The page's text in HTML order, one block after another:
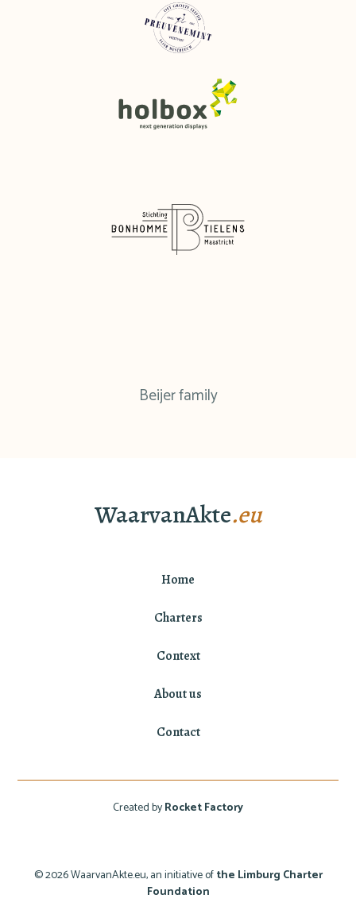
Beijer family
WaarvanAkte.eu
Home
Charters
Context
About us
Contact
© 2026 WaarvanAkte.eu, an initiative ofthe Limburg Charter
Foundation
Created byRocket Factory